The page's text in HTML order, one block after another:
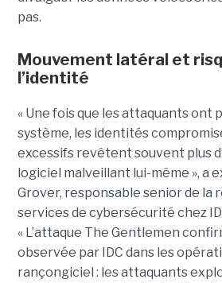
pas.
Mouvement latéral et
l’identité
« Une fois que les attaquants ont
système, les identités
excessifs revêtent souvent plus
logiciel malveillant lui-même », a
Grover, responsable senior de la
services de cybersécurité chez
« L’attaque The Gentlemen
observée par IDC dans les
rançongiciel : les attaquants